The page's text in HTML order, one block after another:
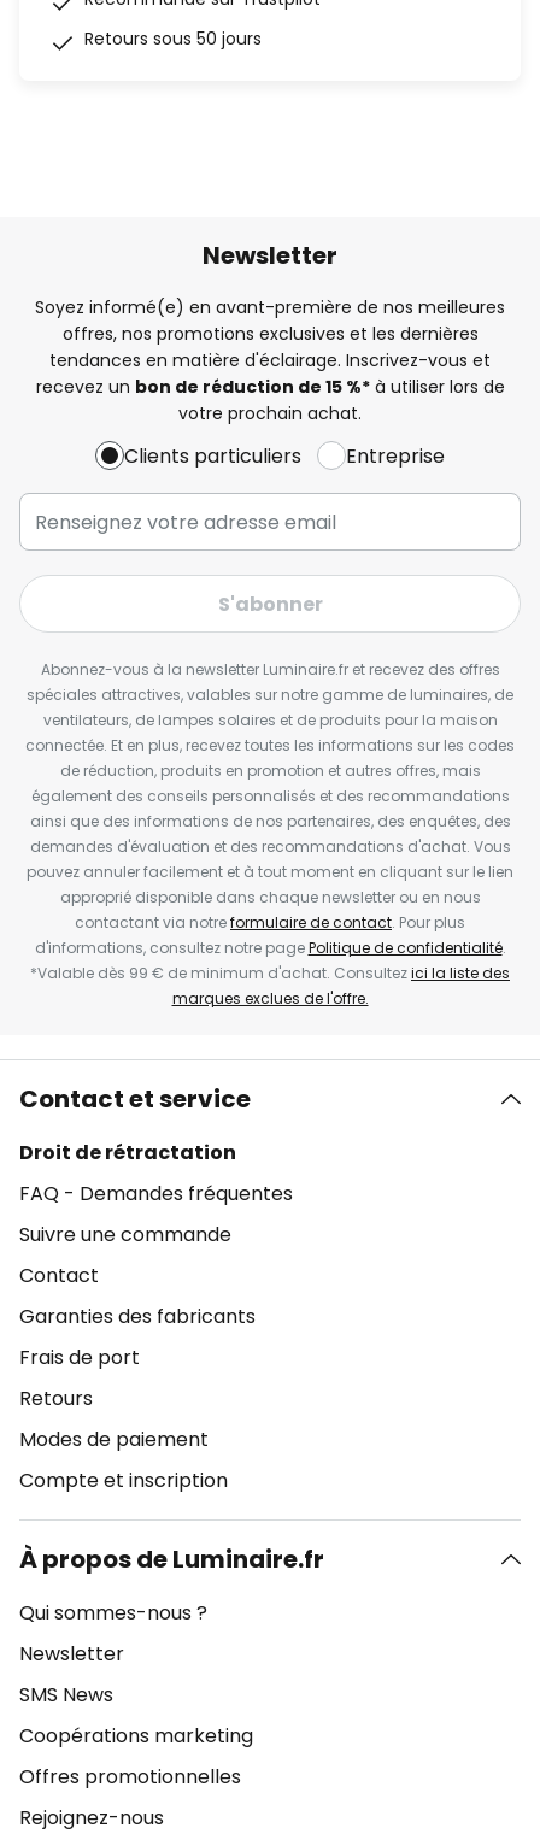
Retours sous 50 jours
Newsletter
Soyez informé(e) en avant-première de nos meilleures
offres, nos promotions exclusives et les dernières
tendances en matière d'éclairage. Inscrivez-vous et
recevez un bon de réduction de 15 %*à utiliser lors de
votre prochain achat.
Clients particuliers Entreprise
S'abonner
Abonnez-vous à la newsletter Luminaire.fr et recevez des offres
spéciales attractives, valables sur notre gamme de luminaires, de
ventilateurs, de lampes solaires et de produits pour la maison
connectée. Et en plus, recevez toutes les informations sur les codes
de réduction, produits en promotion et autres offres, mais
également des conseils personnalisés et des recommandations
ainsi que des informations de nos partenaires, des enquêtes, des
demandes d'évaluation et des recommandations d'achat. Vous
pouvez annuler facilement et à tout moment en cliquant sur le lien
approprié disponible dans chaque newsletter ou en nous
contactant via notreformulaire de contact. Pour plus
d'informations, consultez notre pagePolitique de confidentialité.
*Valable dès 99 € de minimum d'achat. Consultezici la liste des
marques exclues de l'offre.
Contact et service
Droit de rétractation
FAQ - Demandes fréquentes
Suivre une commande
Contact
Garanties des fabricants
Frais de port
Retours
Modes de paiement
Compte et inscription
À propos de Luminaire.fr
Qui sommes-nous ?
Newsletter
SMS News
Coopérations marketing
Offres promotionnelles
Rejoignez-nous